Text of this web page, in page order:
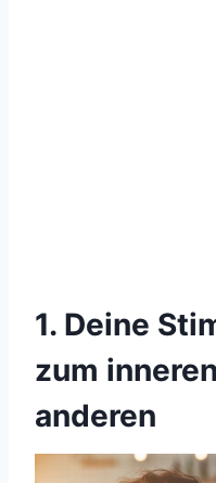
1. Deine
zum
anderen